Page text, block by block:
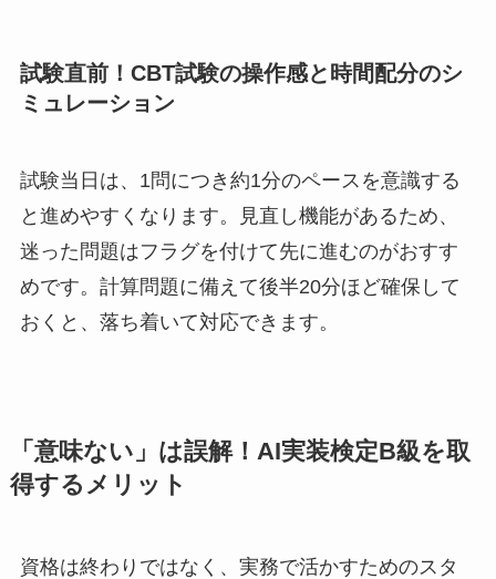
試験直前！CBT試験の操作感と時間配分のシ
ミュレーション
試験当日は、1問につき約1分のペースを意識する
と進めやすくなります。見直し機能があるため、
迷った問題はフラグを付けて先に進むのがおすす
めです。計算問題に備えて後半20分ほど確保して
おくと、落ち着いて対応できます。
「意味ない」は誤解！AI実装検定B級を取
得するメリット
資格は終わりではなく、実務で活かすためのスタ